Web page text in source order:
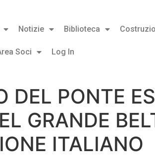
Notizie Biblioteca
Soci Log In
DEL PONTE
GRANDE
ITALIANO